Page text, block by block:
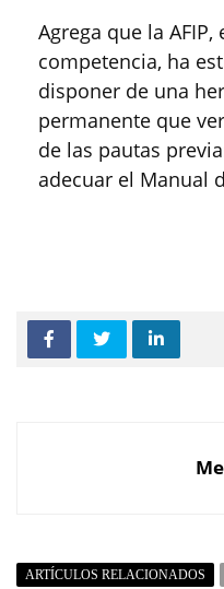
Agrega que la
competencia, ha
disponer de una
permanente que
de las pautas
adecuar el Manual
ARTÍCULOS RELACIONADOS